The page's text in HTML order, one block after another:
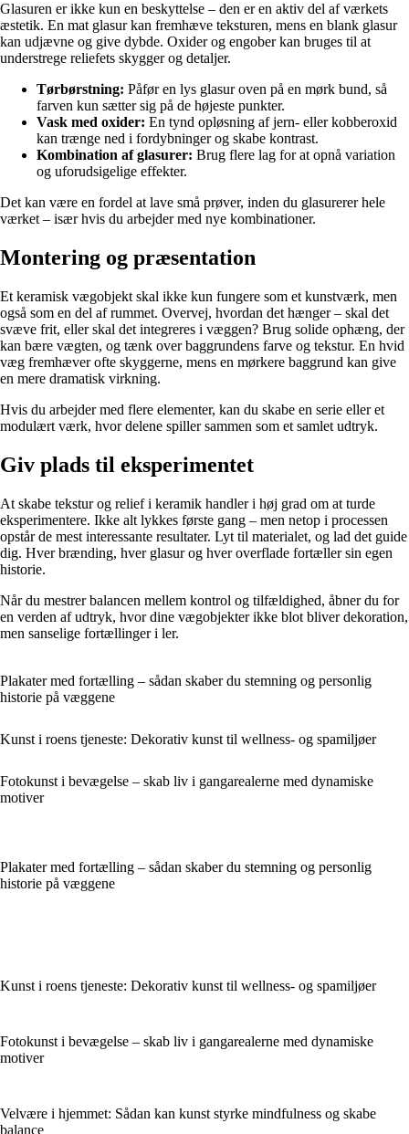
Glasuren er ikke kun en beskyttelse – den er en aktiv del af værkets
æstetik. En mat glasur kan fremhæve teksturen, mens en blank glasur
kan udjævne og give dybde. Oxider og engober kan bruges til at
understrege reliefets skygger og detaljer.
Tørbørstning: Påfør en lys glasur oven på en mørk bund, så
farven kun sætter sig på de højeste punkter.
Vask med oxider: En tynd opløsning af jern- eller kobberoxid
kan trænge ned i fordybninger og skabe kontrast.
Kombination af glasurer: Brug flere lag for at opnå variation
og uforudsigelige effekter.
Det kan være en fordel at lave små prøver, inden du glasurerer hele
værket – især hvis du arbejder med nye kombinationer.
Montering og præsentation
Et keramisk vægobjekt skal ikke kun fungere som et kunstværk, men
også som en del af rummet. Overvej, hvordan det hænger – skal det
svæve frit, eller skal det integreres i væggen? Brug solide ophæng, der
kan bære vægten, og tænk over baggrundens farve og tekstur. En hvid
væg fremhæver ofte skyggerne, mens en mørkere baggrund kan give
en mere dramatisk virkning.
Hvis du arbejder med flere elementer, kan du skabe en serie eller et
modulært værk, hvor delene spiller sammen som et samlet udtryk.
Giv plads til eksperimentet
At skabe tekstur og relief i keramik handler i høj grad om at turde
eksperimentere. Ikke alt lykkes første gang – men netop i processen
opstår de mest interessante resultater. Lyt til materialet, og lad det guide
dig. Hver brænding, hver glasur og hver overflade fortæller sin egen
historie.
Når du mestrer balancen mellem kontrol og tilfældighed, åbner du for
en verden af udtryk, hvor dine vægobjekter ikke blot bliver dekoration,
men sanselige fortællinger i ler.
Plakater med fortælling – sådan skaber du stemning og personlig
historie på væggene
Kunst i roens tjeneste: Dekorativ kunst til wellness- og spamiljøer
Fotokunst i bevægelse – skab liv i gangarealerne med dynamiske
motiver
Plakater med fortælling – sådan skaber du stemning og personlig
historie på væggene
Kunst i roens tjeneste: Dekorativ kunst til wellness- og spamiljøer
Fotokunst i bevægelse – skab liv i gangarealerne med dynamiske
motiver
Velvære i hjemmet: Sådan kan kunst styrke mindfulness og skabe
balance